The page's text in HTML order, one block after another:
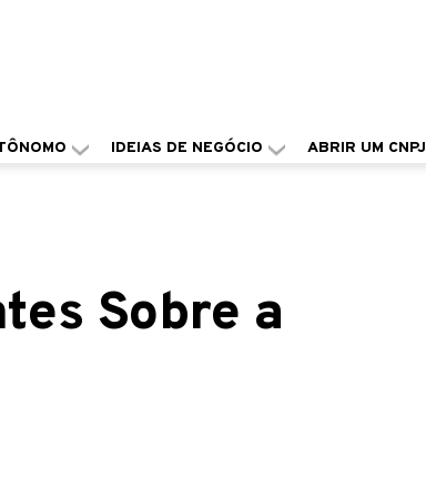
IDEIAS DE NEGÓCIO ABRIR UM CNPJ
Sobre a